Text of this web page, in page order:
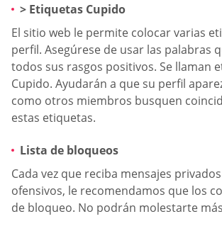
> Etiquetas Cupido
El sitio web le permite colocar varias
perfil. Asegúrese de usar las palabras
todos sus rasgos positivos. Se llaman
Cupido. Ayudarán a que su perfil
como otros miembros busquen
estas etiquetas.
Lista de bloqueos
Cada vez que reciba mensajes
ofensivos, le recomendamos que los
de bloqueo. No podrán molestarte